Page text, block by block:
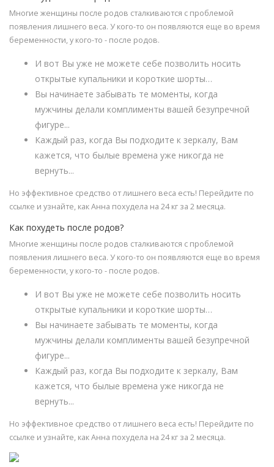
Многие женщины после родов сталкиваются с проблемой
появления лишнего веса. У кого-то он появляются еще во время
беременности, у кого-то - после родов.
И вот Вы уже не можете себе позволить носить
открытые купальники и короткие шорты…
Вы начинаете забывать те моменты, когда
мужчины делали комплименты вашей безупречной
фигуре...
Каждый раз, когда Вы подходите к зеркалу, Вам
кажется, что былые времена уже никогда не
вернуть...
Но эффективное средство от лишнего веса есть! Перейдите по
ссылке и узнайте, как Анна похудела на 24 кг за 2 месяца.
Как похудеть после родов?
Многие женщины после родов сталкиваются с проблемой
появления лишнего веса. У кого-то он появляются еще во время
беременности, у кого-то - после родов.
И вот Вы уже не можете себе позволить носить
открытые купальники и короткие шорты…
Вы начинаете забывать те моменты, когда
мужчины делали комплименты вашей безупречной
фигуре...
Каждый раз, когда Вы подходите к зеркалу, Вам
кажется, что былые времена уже никогда не
вернуть...
Но эффективное средство от лишнего веса есть! Перейдите по
ссылке и узнайте, как Анна похудела на 24 кг за 2 месяца.